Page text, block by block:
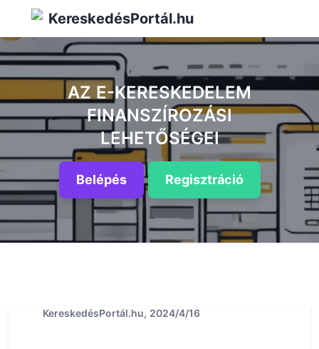
KereskedésPortál.hu
AZ E-KERESKEDELEM
FINANSZÍROZÁSI
LEHETŐSÉGEI
Belépés Regisztráció
KereskedésPortál.hu, 2024/4/16